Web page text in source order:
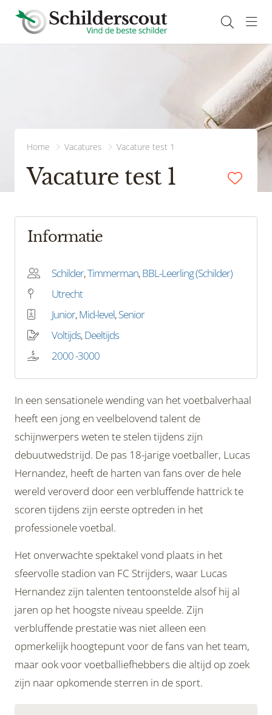
Home Vacatures Vacature test 1
Vacature test 1
Informatie
Schilder,Timmerman,BBL-Leerling (Schilder)
Utrecht
Junior,Mid-level,Senior
Voltijds,Deeltijds
2000 -3000
In een sensationele wending van het voetbalverhaal
heeft een jong en veelbelovend talent de
schijnwerpers weten te stelen tijdens zijn
debuutwedstrijd. De pas 18-jarige voetballer, Lucas
Hernandez, heeft de harten van fans over de hele
wereld veroverd door een verbluffende hattrick te
scoren tijdens zijn eerste optreden in het
professionele voetbal.
Het onverwachte spektakel vond plaats in het
sfeervolle stadion van FC Strijders, waar Lucas
Hernandez zijn talenten tentoonstelde alsof hij al
jaren op het hoogste niveau speelde. Zijn
verbluffende prestatie was niet alleen een
opmerkelijk hoogtepunt voor de fans van het team,
maar ook voor voetballiefhebbers die altijd op zoek
zijn naar opkomende sterren in de sport.